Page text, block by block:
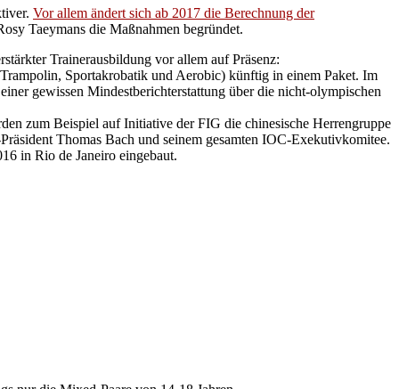
Vor allem ändert sich ab 2017 die Berechnung der
Taeymans die Maßnahmen begründet.
Trainerausbildung vor allem auf Präsenz:
Sportakrobatik und Aerobic) künftig in einem Paket. Im
gewissen Mindestberichterstattung über die nicht-olympischen
zum Beispiel auf Initiative der FIG die chinesische Herrengruppe
Thomas Bach und seinem gesamten IOC-Exekutivkomitee.
in Rio de Janeiro eingebaut.